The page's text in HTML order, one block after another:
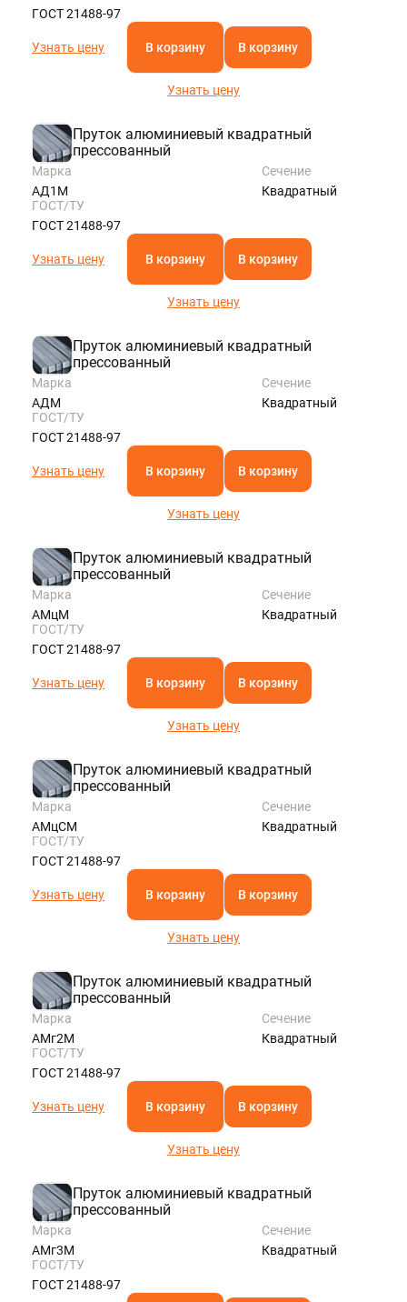
ГОСТ 21488-97
Узнать цену В корзину В корзину
Узнать цену
Пруток алюминиевый квадратный
прессованный
Марка
АД1М
Сечение
Квадратный
ГОСТ/ТУ
ГОСТ 21488-97
Узнать цену В корзину В корзину
Узнать цену
Пруток алюминиевый квадратный
прессованный
Марка
АДМ
Сечение
Квадратный
ГОСТ/ТУ
ГОСТ 21488-97
Узнать цену В корзину В корзину
Узнать цену
Пруток алюминиевый квадратный
прессованный
Марка
АМцМ
Сечение
Квадратный
ГОСТ/ТУ
ГОСТ 21488-97
Узнать цену В корзину В корзину
Узнать цену
Пруток алюминиевый квадратный
прессованный
Марка
АМцСМ
Сечение
Квадратный
ГОСТ/ТУ
ГОСТ 21488-97
Узнать цену В корзину В корзину
Узнать цену
Пруток алюминиевый квадратный
прессованный
Марка
АМг2М
Сечение
Квадратный
ГОСТ/ТУ
ГОСТ 21488-97
Узнать цену В корзину В корзину
Узнать цену
Пруток алюминиевый квадратный
прессованный
Марка
АМг3М
Сечение
Квадратный
ГОСТ/ТУ
ГОСТ 21488-97